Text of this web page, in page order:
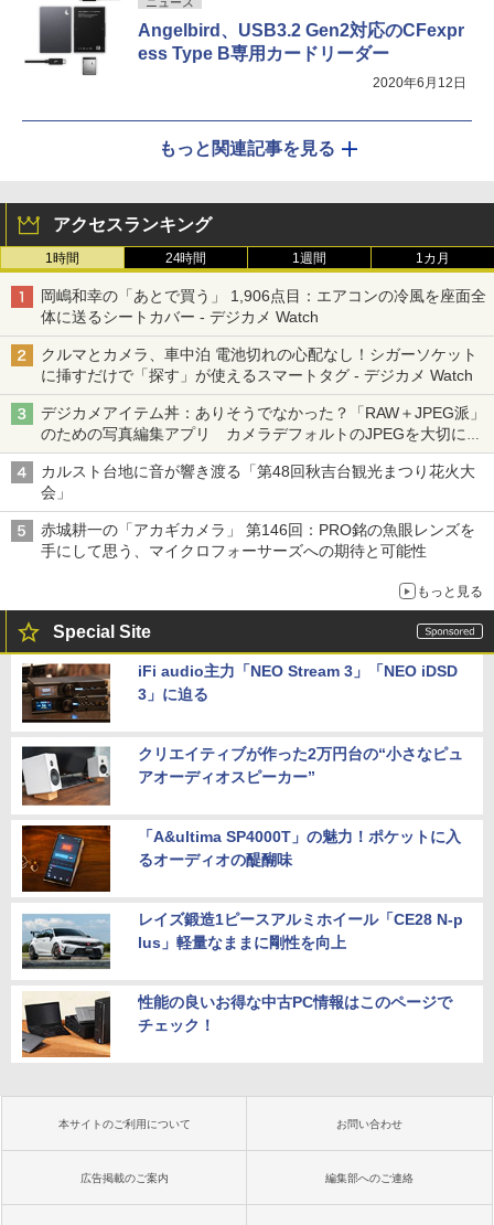
Angelbird、USB3.2 Gen2対応のCFexpr
ess Type B専用カードリーダー
2020年6月12日
もっと関連記事を見る
アクセスランキング
1時間 24時間 1週間 1カ月
岡嶋和幸の「あとで買う」 1,906点目：エアコンの冷風を座面全
体に送るシートカバー - デジカメ Watch
クルマとカメラ、車中泊 電池切れの心配なし！シガーソケット
に挿すだけで「探す」が使えるスマートタグ - デジカメ Watch
デジカメアイテム丼：ありそうでなかった？「RAW＋JPEG派」
のための写真編集アプリ カメラデフォルトのJPEGを大切にす
る「Filmator」
カルスト台地に音が響き渡る「第48回秋吉台観光まつり花火大
会」
赤城耕一の「アカギカメラ」 第146回：PRO銘の魚眼レンズを
手にして思う、マイクロフォーサーズへの期待と可能性
もっと見る
Special Site
iFi audio主力「NEO Stream 3」「NEO iDSD
3」に迫る
クリエイティブが作った2万円台の“小さなピュ
アオーディオスピーカー”
「A&ultima SP4000T」の魅力！ポケットに入
るオーディオの醍醐味
レイズ鍛造1ピースアルミホイール「CE28 N-p
lus」軽量なままに剛性を向上
性能の良いお得な中古PC情報はこのページで
チェック！
本サイトのご利用について お問い合わせ
広告掲載のご案内 編集部へのご連絡